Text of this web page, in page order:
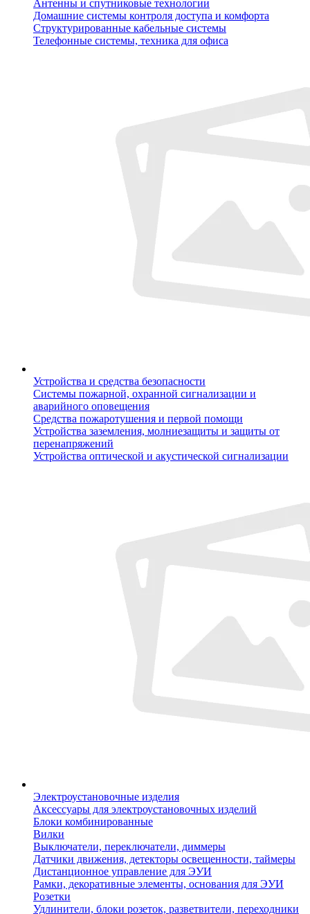
Антенны и спутниковые технологии
Домашние системы контроля доступа и комфорта
Структурированные кабельные системы
Телефонные системы, техника для офиса
Устройства и средства безопасности
Системы пожарной, охранной сигнализации и
аварийного оповещения
Средства пожаротушения и первой помощи
Устройства заземления, молниезащиты и защиты от
перенапряжений
Устройства оптической и акустической сигнализации
Электроустановочные изделия
Аксессуары для электроустановочных изделий
Блоки комбинированные
Вилки
Выключатели, переключатели, диммеры
Датчики движения, детекторы освещенности, таймеры
Дистанционное управление для ЭУИ
Рамки, декоративные элементы, основания для ЭУИ
Розетки
Удлинители, блоки розеток, разветвители, переходники